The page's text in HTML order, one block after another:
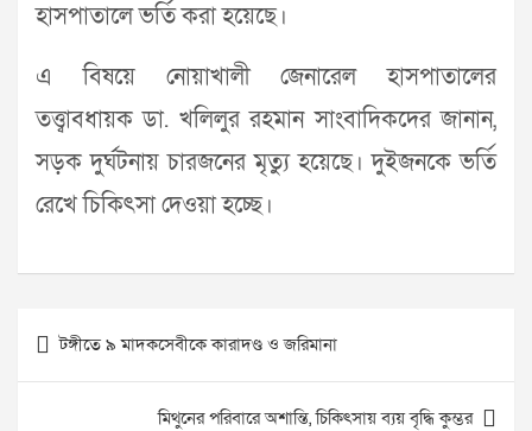
হাসপাতালে ভর্তি করা হয়েছে।
এ বিষয়ে নোয়াখালী জেনারেল হাসপাতালের
তত্ত্বাবধায়ক ডা. খলিলুর রহমান সাংবাদিকদের জানান,
সড়ক দুর্ঘটনায় চারজনের মৃত্যু হয়েছে। দুইজনকে ভর্তি
রেখে চিকিৎসা দেওয়া হচ্ছে।
Post
navigation
টঙ্গীতে ৯ মাদকসেবীকে কারাদণ্ড ও জরিমানা
মিথুনের পরিবারে অশান্তি, চিকিৎসায় ব্যয় বৃদ্ধি কুম্ভর